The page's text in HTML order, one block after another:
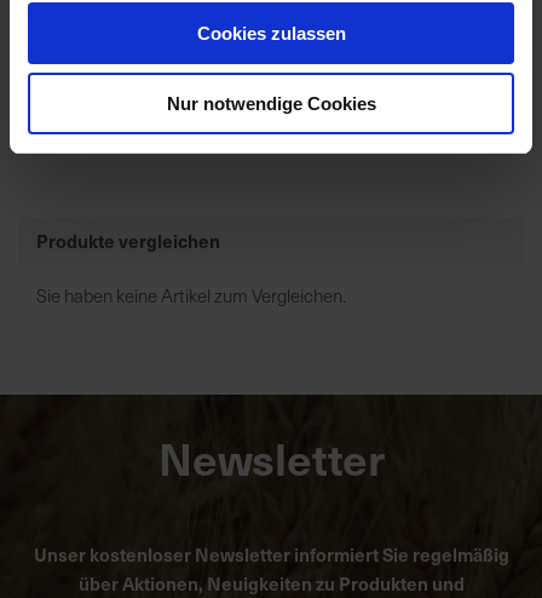
Cookies zulassen
Nur notwendige Cookies
Produkte vergleichen
Sie haben keine Artikel zum Vergleichen.
Produkte vergleichen
Sie haben keine Artikel zum Vergleichen.
Newsletter
Unser kostenloser Newsletter informiert Sie regelmäßig
über Aktionen, Neuigkeiten zu Produkten und